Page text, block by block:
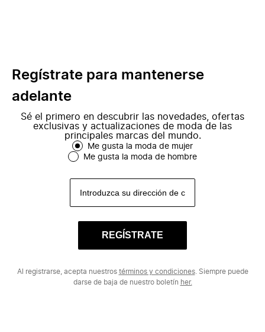
Regístrate para mantenerse
adelante
Sé el primero en descubrir las novedades, ofertas
exclusivas y actualizaciones de moda de las
principales marcas del mundo.
Me gusta la moda de mujer
Me gusta la moda de hombre
REGÍSTRATE
Al registrarse, acepta nuestros términos y condiciones. Siempre puede
darse de baja de nuestro boletín her.